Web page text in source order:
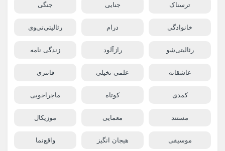
ترسناک جنایی جنگی
خانوادگی درام رئالیتی‌تی‌وی
رئالیتی‌شو رازآلود زندگی نامه
عاشقانه علمی-تخیلی فانتزی
کمدی کوتاه ماجراجویی
مستند معمایی موزیکال
موسیقی هیجان انگیز واقع‌نما